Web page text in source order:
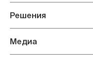
Решения
Медиа